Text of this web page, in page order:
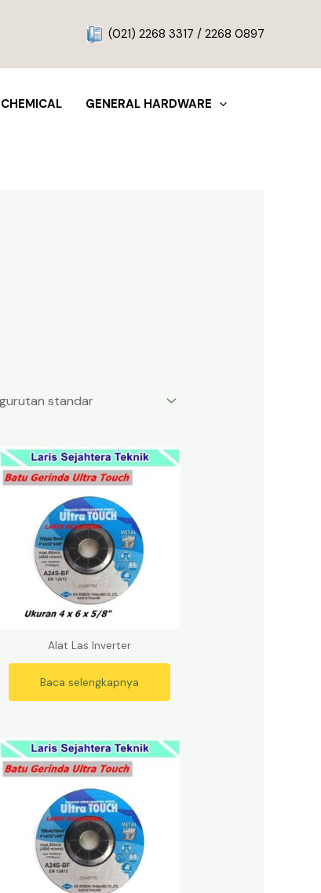
(021) 2268 3317 / 2268 0897
CHEMICAL GENERAL HARDWARE
Alat Las Inverter
Baca selengkapnya